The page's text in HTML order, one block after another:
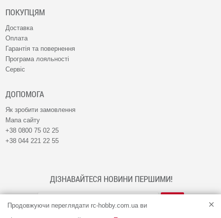
Продовжуючи переглядати rc-hobby.com.ua ви
ПОКУПЦЯМ
Доставка
Оплата
Гарантія та повернення
Програма лояльності
Сервіс
ДОПОМОГА
Як зробити замовлення
Мапа сайту
+38 0800 75 02 25
+38 044 221 22 55
ДІЗНАВАЙТЕСЯ НОВИНИ ПЕРШИМИ!